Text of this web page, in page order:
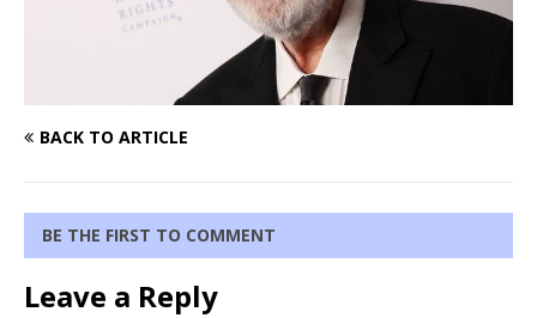
BACK TO ARTICLE
BE THE FIRST TO COMMENT
Leave a Reply